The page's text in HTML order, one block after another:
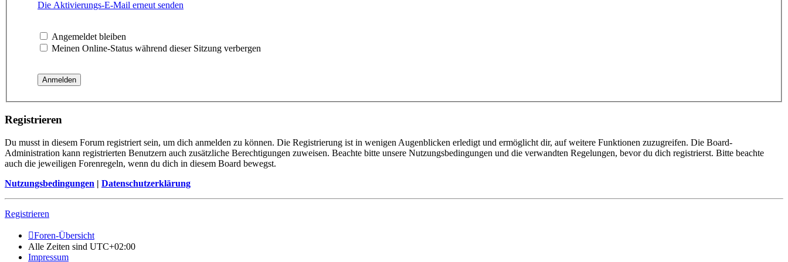
Die Aktivierungs-E-Mail erneut senden
Angemeldet bleiben
Meinen Online-Status während dieser Sitzung verbergen
Registrieren
Du musst in diesem Forum registriert sein, um dich anmelden zu können. Die Registrierung ist in wenigen Augenblicken erledigt und ermöglicht dir, auf weitere Funktionen zuzugreifen. Die Board-
Administration kann registrierten Benutzern auch zusätzliche Berechtigungen zuweisen. Beachte bitte unsere Nutzungsbedingungen und die verwandten Regelungen, bevor du dich registrierst. Bitte beachte
auch die jeweiligen Forenregeln, wenn du dich in diesem Board bewegst.
Nutzungsbedingungen | Datenschutzerklärung
Registrieren
Foren-Übersicht
Alle Zeiten sind UTC+02:00
Impressum